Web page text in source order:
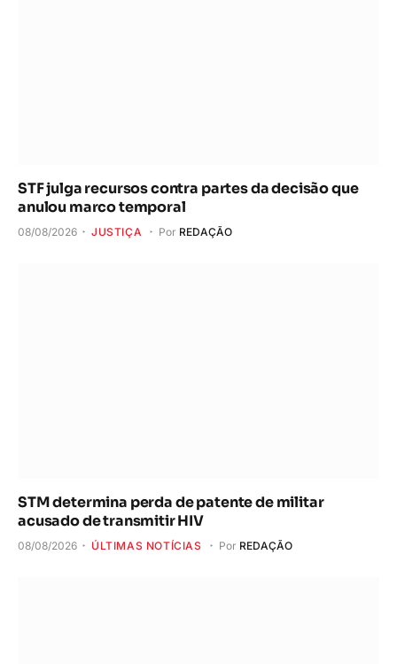
STF julga recursos contra partes da decisão que
anulou marco temporal
08/08/2026 JUSTIÇA Por REDAÇÃO
STM determina perda de patente de militar
acusado de transmitir HIV
08/08/2026 ÚLTIMAS NOTÍCIAS Por REDAÇÃO